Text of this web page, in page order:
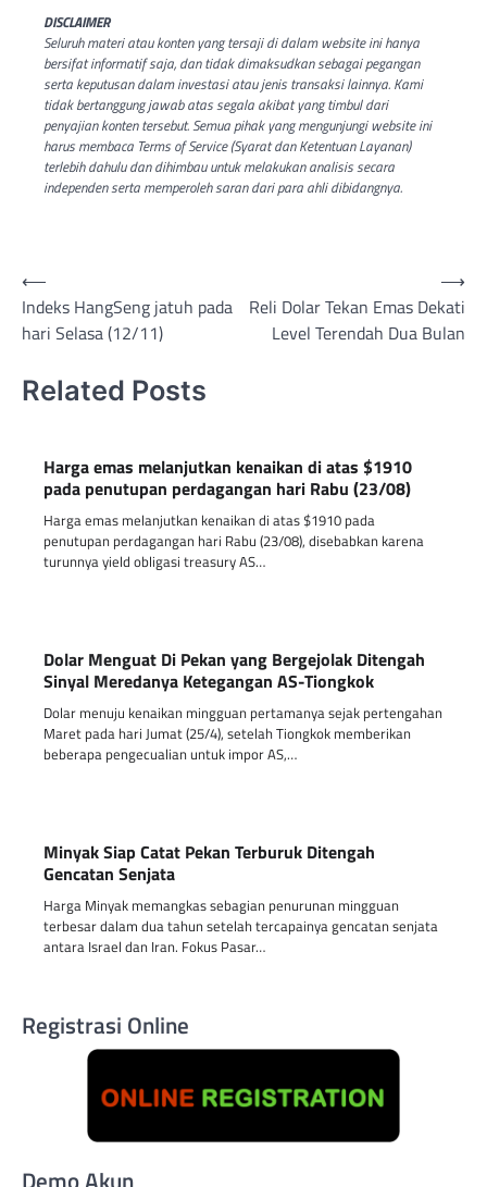
DISCLAIMER
Seluruh materi atau konten yang tersaji di dalam website ini hanya
bersifat informatif saja, dan tidak dimaksudkan sebagai pegangan
serta keputusan dalam investasi atau jenis transaksi lainnya. Kami
tidak bertanggung jawab atas segala akibat yang timbul dari
penyajian konten tersebut. Semua pihak yang mengunjungi website ini
harus membaca Terms of Service (Syarat dan Ketentuan Layanan)
terlebih dahulu dan dihimbau untuk melakukan analisis secara
independen serta memperoleh saran dari para ahli dibidangnya.
Post
navigation
⟵
Indeks HangSeng jatuh pada
hari Selasa (12/11)
Reli Dolar Tekan Emas Dekati
Level Terendah Dua Bulan
⟶
Related Posts
Harga emas melanjutkan kenaikan di atas $1910
pada penutupan perdagangan hari Rabu (23/08)
Harga emas melanjutkan kenaikan di atas $1910 pada
penutupan perdagangan hari Rabu (23/08), disebabkan karena
turunnya yield obligasi treasury AS…
Dolar Menguat Di Pekan yang Bergejolak Ditengah
Sinyal Meredanya Ketegangan AS-Tiongkok
Dolar menuju kenaikan mingguan pertamanya sejak pertengahan
Maret pada hari Jumat (25/4), setelah Tiongkok memberikan
beberapa pengecualian untuk impor AS,…
Minyak Siap Catat Pekan Terburuk Ditengah
Gencatan Senjata
Harga Minyak memangkas sebagian penurunan mingguan
terbesar dalam dua tahun setelah tercapainya gencatan senjata
antara Israel dan Iran. Fokus Pasar…
Registrasi Online